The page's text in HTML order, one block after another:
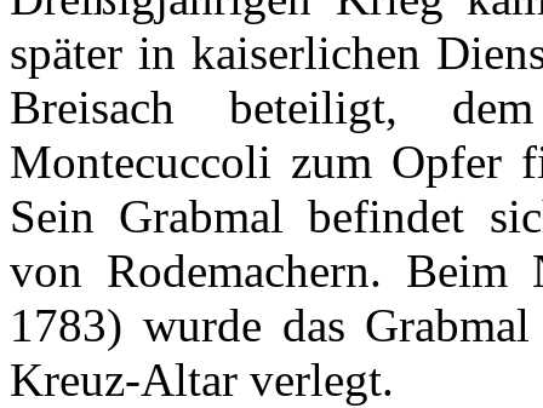
später in kaiserlichen
Breisach
beteiligt, dem
Montecuccoli zum Opfer
Sein Grabmal befindet
von Rodemachern. Beim
1783) wurde das Grabmal
Kreuz-Altar verlegt.